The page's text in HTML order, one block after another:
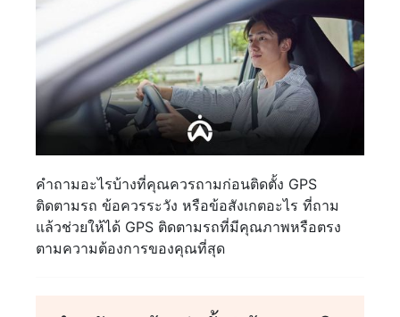
คำถามอะไรบ้างที่คุณควรถามก่อนติดตั้ง GPS
ติดตามรถ ข้อควรระวัง หรือข้อสังเกตอะไร ที่ถาม
แล้วช่วยให้ได้ GPS ติดตามรถที่มีคุณภาพหรือตรง
ตามความต้องการของคุณที่สุด